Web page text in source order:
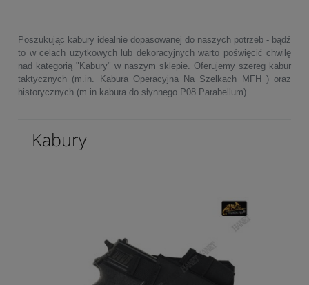
Poszukując kabury idealnie dopasowanej do naszych potrzeb - bądź
to w celach użytkowych lub dekoracyjnych warto poświęcić chwilę
nad kategorią "Kabury" w naszym sklepie. Oferujemy szereg kabur
taktycznych (m.in. Kabura Operacyjna Na Szelkach MFH ) oraz
historycznych (m.in.kabura do słynnego P08 Parabellum).
Kabury